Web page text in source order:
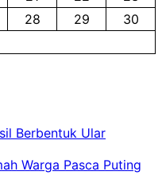
28 29
30
Berbentuk Ular
Warga Pasca Puting